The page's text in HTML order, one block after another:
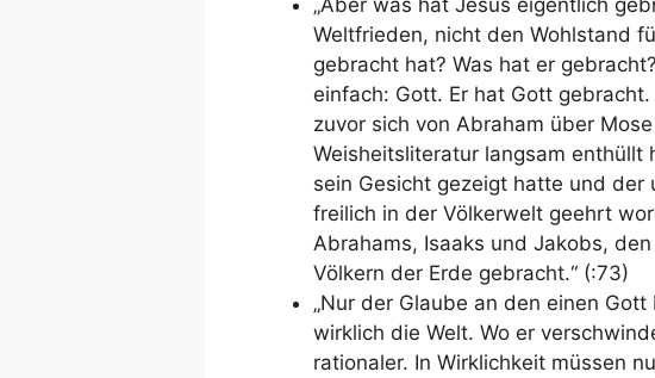
Weltfrieden, nicht den Wohlstand
gebracht hat? Was hat er
einfach: Gott. Er hat Gott
zuvor sich von Abraham über
Weisheitsliteratur langsam enthüllt
sein Gesicht gezeigt hatte und
freilich in der Völkerwelt geehrt
Abrahams, Isaaks und Jakobs,
Völkern der Erde gebracht.“ (:73)
„Nur der Glaube an den einen
wirklich die Welt. Wo er
rationaler. In Wirklichkeit müssen